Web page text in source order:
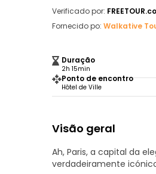
Verificado por:
Fornecido po: Walkative
Duração
2h 15min
Ponto de encontro
Hôtel de Ville
Visão geral
Ah, Paris, a capital da
verdadeiramente